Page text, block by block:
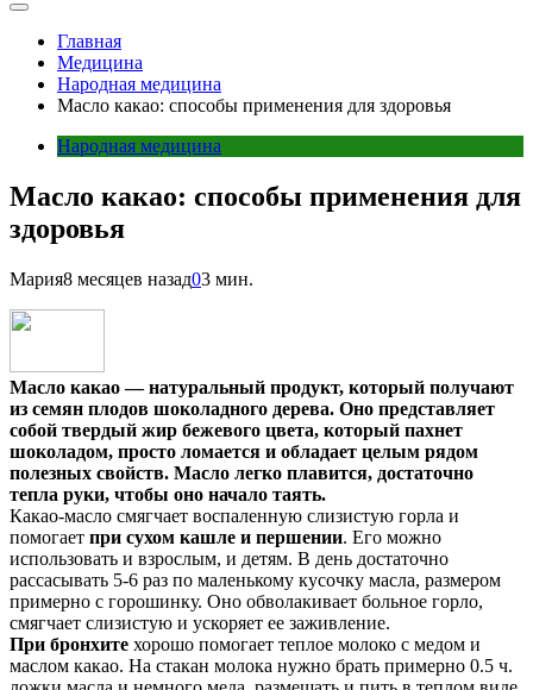
Главная
Медицина
Народная медицина
Масло какао: способы применения для здоровья
Народная медицина
Масло какао: способы применения для
здоровья
Мария8 месяцев назад03 мин.
Масло какао — натуральный продукт, который получают
из семян плодов шоколадного дерева. Оно представляет
собой твердый жир бежевого цвета, который пахнет
шоколадом, просто ломается и обладает целым рядом
полезных свойств. Масло легко плавится, достаточно
тепла руки, чтобы оно начало таять.
Какао-масло смягчает воспаленную слизистую горла и
помогает при сухом кашле и першении. Его можно
использовать и взрослым, и детям. В день достаточно
рассасывать 5-6 раз по маленькому кусочку масла, размером
примерно с горошинку. Оно обволакивает больное горло,
смягчает слизистую и ускоряет ее заживление.
При бронхите хорошо помогает теплое молоко с медом и
маслом какао. На стакан молока нужно брать примерно 0.5 ч.